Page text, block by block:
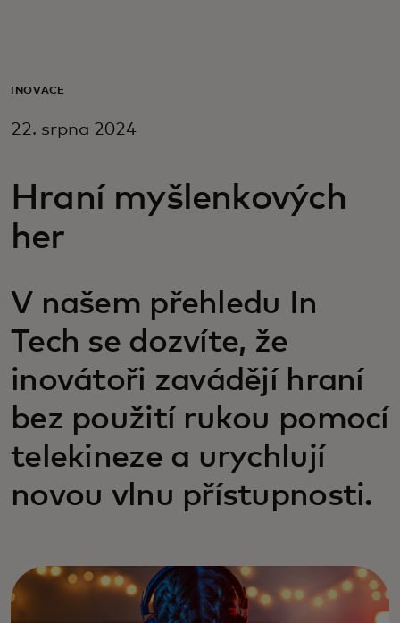
Pro firmy
Pro inovátory
INOVACE
22. srpna 2024
Hraní myšlenkových
her
V našem přehledu In
Tech se dozvíte, že
inovátoři zavádějí hraní
bez použití rukou pomocí
telekineze a urychlují
novou vlnu přístupnosti.